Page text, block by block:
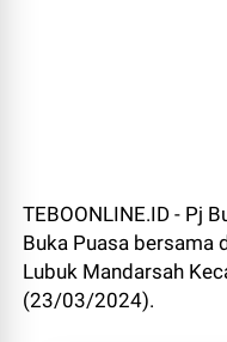
TEBOONLINE.ID - Pj
Buka Puasa bersama
Lubuk Mandarsah
(23/03/2024).